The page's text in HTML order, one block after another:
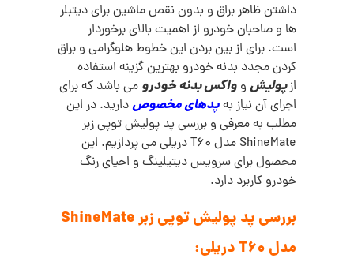
داشتن ظاهر براق و بدون نقص ماشین برای دیتبلر
ها و صاحبان خودرو از اهمیت بالای برخوردار
است. برای از بین بردن این خطوط هلوگرامی و براق
کردن مجدد بدنه خودرو بهترین گزینه استفاده
ازپولیشو واکس بدنه خودرو می باشد که برای
اجرای آن نیاز بهپدهای مخصوصدارید. در این
مطلب به معرفی و بررسی پد پولیش توپی زبر
ShineMate مدل T60 دریلی می پردازیم. این
محصول برای سرویس دیتیلینگ و احیای رنگ
خودرو کاربرد دارد.
بررسی پد پولیش توپی زبر ShineMate
مدل T60 دریلی: